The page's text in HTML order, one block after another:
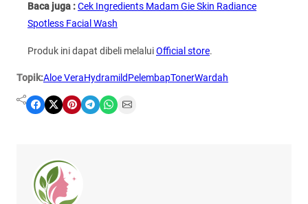
Baca juga :Cek Ingredients Madam Gie Skin Radiance
Spotless Facial Wash
Produk ini dapat dibeli melaluiOfficial store.
Topik:Aloe VeraHydramildPelembapTonerWardah
Share on Facebook Share on X Share on Pinterest Share on Telegram Share on WhatsApp Share on Email